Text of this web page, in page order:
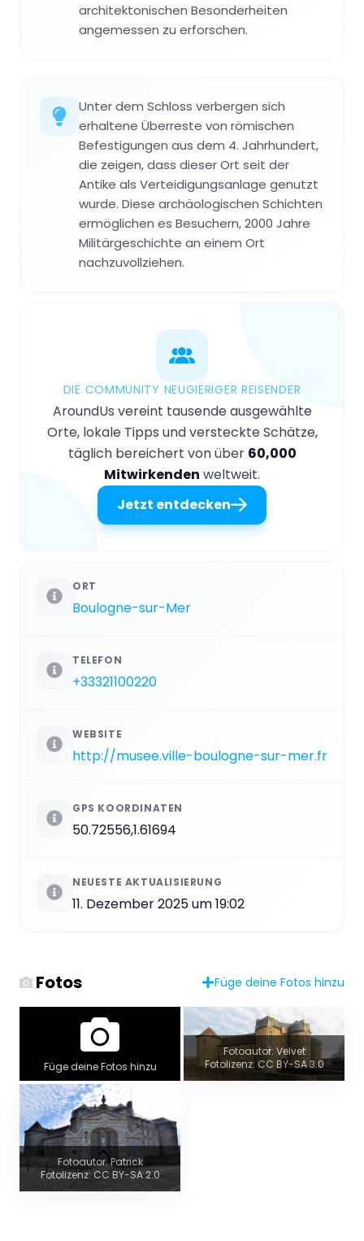
architektonischen Besonderheiten
angemessen zu erforschen.
Unter dem Schloss verbergen sich
erhaltene Überreste von römischen
Befestigungen aus dem 4. Jahrhundert,
die zeigen, dass dieser Ort seit der
Antike als Verteidigungsanlage genutzt
wurde. Diese archäologischen Schichten
ermöglichen es Besuchern, 2000 Jahre
Militärgeschichte an einem Ort
nachzuvollziehen.
DIE COMMUNITY NEUGIERIGER REISENDER
AroundUs vereint tausende ausgewählte
Orte, lokale Tipps und versteckte Schätze,
täglich bereichert von über 60,000
Mitwirkenden weltweit.
Jetzt entdecken
ORT
Boulogne-sur-Mer
TELEFON
+33321100220
WEBSITE
http://musee.ville-boulogne-sur-mer.fr
GPS KOORDINATEN
50.72556,1.61694
NEUESTE AKTUALISIERUNG
11. Dezember 2025 um 19:02
Fotos Füge deine Fotos hinzu
Füge deine Fotos hinzu
Fotoautor: Velvet
Fotolizenz: CC BY-SA 3.0
Fotoautor: Patrick
Fotolizenz: CC BY-SA 2.0